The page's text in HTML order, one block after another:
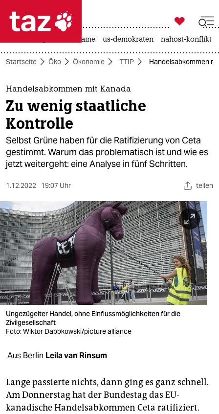
 taz zahl ich
taz zahl ich
themen
politik
öko
gesellschaft
sport
berlin
nord
wahrheit
verlag
verlag
veranstaltungen
unterstützen
abo

taz zahl ich
krieg in der ukraine us-demokraten nahost-konflikt
Startseite Öko Ökonomie TTIP Handelsabkommen
Handelsabkommen mit Kanada
Zu wenig staatliche
Kontrolle
Selbst Grüne haben für die Ratifizierung von Ceta
gestimmt. Warum das problematisch ist und wie es
jetzt weitergeht: eine Analyse in fünf Schritten.
1.12.2022 19:07 Uhr teilen
Ungezügelter Handel, ohne Einflussmöglichkeiten für die
Zivilgesellschaft
Foto: Wiktor Dabbkowski/picture alliance
Aus Berlin Leila van Rinsum
Lange passierte nichts, dann ging es ganz schnell.
Am Donnerstag hat der Bundestag das EU-
kanadische Handelsabkommen Ceta ratifiziert.